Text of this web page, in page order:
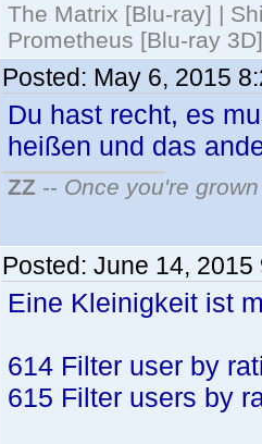
The Matrix [Blu-ray] |
Prometheus [Blu-ray
Posted: May 6, 2015
Du hast recht, es
heißen und das
ZZ -- Once you're
Posted: June 14, 2015
Eine Kleinigkeit ist
614 Filter user by
615 Filter users by